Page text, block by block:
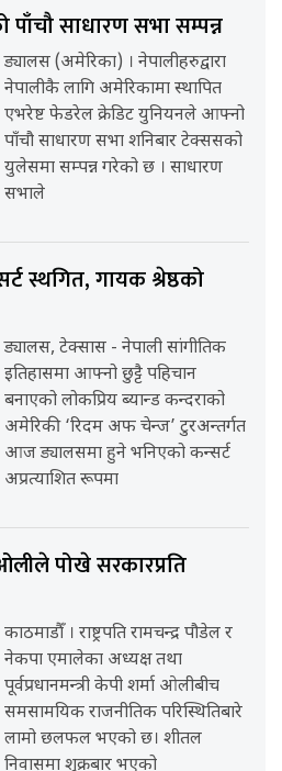
पाँचौ साधारण सभा सम्पन्न
ड्यालस (अमेरिका) । नेपालीहरुद्वारा
नेपालीकै लागि अमेरिकामा स्थापित
एभरेष्ट फेडरेल क्रेडिट युनियनले आफ्नो
पाँचौ साधारण सभा शनिबार टेक्ससको
युलेसमा सम्पन्न गरेको छ । साधारण
सभाले
स्थगित, गायक श्रेष्ठको
ड्यालस, टेक्सास - नेपाली सांगीतिक
इतिहासमा आफ्नो छुट्टै पहिचान
बनाएको लोकप्रिय ब्यान्ड कन्दराको
अमेरिकी ‘रिदम अफ चेन्ज’ टुरअन्तर्गत
आज ड्यालसमा हुने भनिएको कन्सर्ट
अप्रत्याशित रूपमा
पोखे सरकारप्रति
काठमाडौँ । राष्ट्रपति रामचन्द्र पौडेल र
नेकपा एमालेका अध्यक्ष तथा
पूर्वप्रधानमन्त्री केपी शर्मा ओलीबीच
समसामयिक राजनीतिक परिस्थितिबारे
लामो छलफल भएको छ। शीतल
निवासमा शुक्रबार भएको